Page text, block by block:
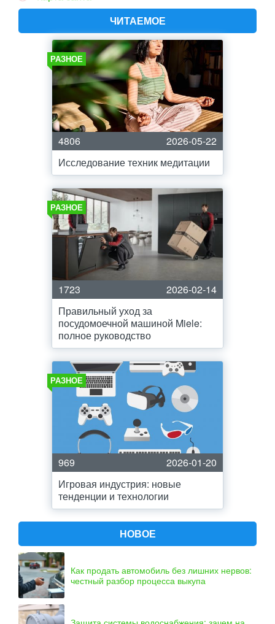
ЧИТАЕМОЕ
РАЗНОЕ
4806
2026-05-22
Исследование техник медитации
РАЗНОЕ
1723
2026-02-14
Правильный уход за
посудомоечной машиной Miele:
полное руководство
РАЗНОЕ
969
2026-01-20
Игровая индустрия: новые
тенденции и технологии
НОВОЕ
Как продать автомобиль без лишних нервов:
честный разбор процесса выкупа